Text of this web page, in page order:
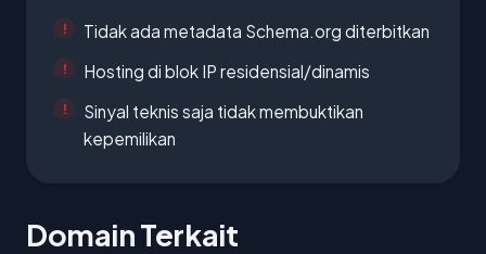
Tidak ada metadata Schema.org diterbitkan
Hosting di blok IP residensial/dinamis
Sinyal teknis saja tidak membuktikan
kepemilikan
Domain Terkait